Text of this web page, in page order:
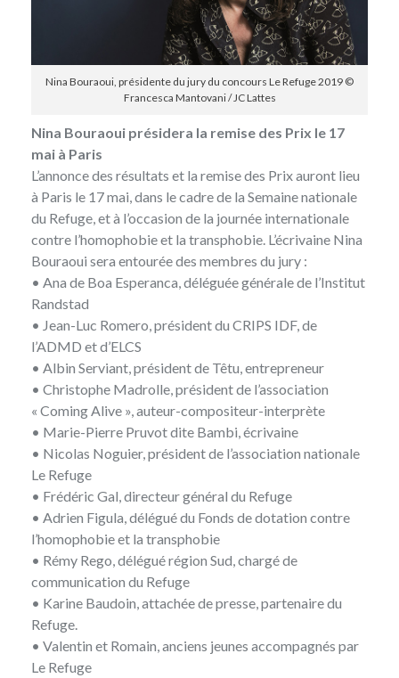
Nina Bouraoui, présidente du jury du concours Le Refuge 2019 ©
Francesca Mantovani / JC Lattes
Nina Bouraoui présidera la remise des Prix le 17
mai à Paris
L’annonce des résultats et la remise des Prix auront lieu
à Paris le 17 mai, dans le cadre de la Semaine nationale
du Refuge, et à l’occasion de la journée internationale
contre l’homophobie et la transphobie. L’écrivaine Nina
Bouraoui sera entourée des membres du jury :
• Ana de Boa Esperanca, déléguée générale de l’Institut
Randstad
• Jean-Luc Romero, président du CRIPS IDF, de
l’ADMD et d’ELCS
• Albin Serviant, président de Têtu, entrepreneur
• Christophe Madrolle, président de l’association
« Coming Alive », auteur-compositeur-interprète
• Marie-Pierre Pruvot dite Bambi, écrivaine
• Nicolas Noguier, président de l’association nationale
Le Refuge
• Frédéric Gal, directeur général du Refuge
• Adrien Figula, délégué du Fonds de dotation contre
l’homophobie et la transphobie
• Rémy Rego, délégué région Sud, chargé de
communication du Refuge
• Karine Baudoin, attachée de presse, partenaire du
Refuge.
• Valentin et Romain, anciens jeunes accompagnés par
Le Refuge